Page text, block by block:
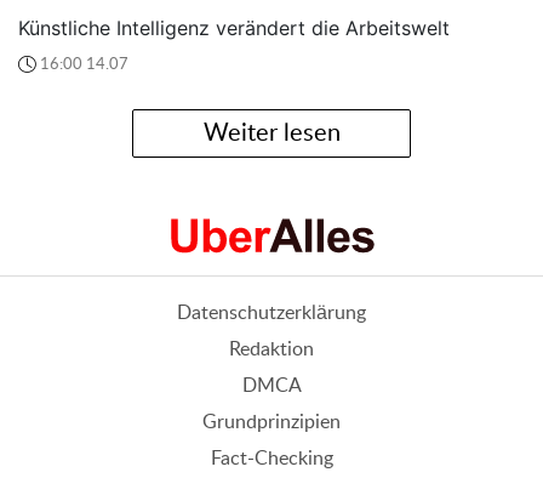
Künstliche Intelligenz verändert die Arbeitswelt
16:00 14.07
Weiter lesen
Datenschutzerklärung
Redaktion
DMCA
Grundprinzipien
Fact-Checking